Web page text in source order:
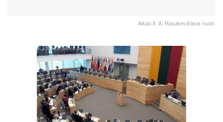
Alkas.lt, A. Rasakevičiaus nuotr.